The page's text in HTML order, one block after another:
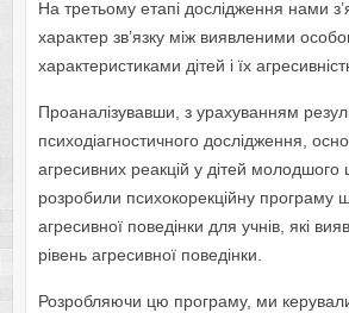
На третьому етапі дослідження нами
характер зв’язку між виявленими
характеристиками дітей і їх
Проаналізувавши, з урахуванням
психодіагностичного дослідження,
агресивних реакцій у дітей молодшого
розробили психокорекційну програму
агресивної поведінки для учнів, які
рівень агресивної поведінки.
Розробляючи цю програму, ми